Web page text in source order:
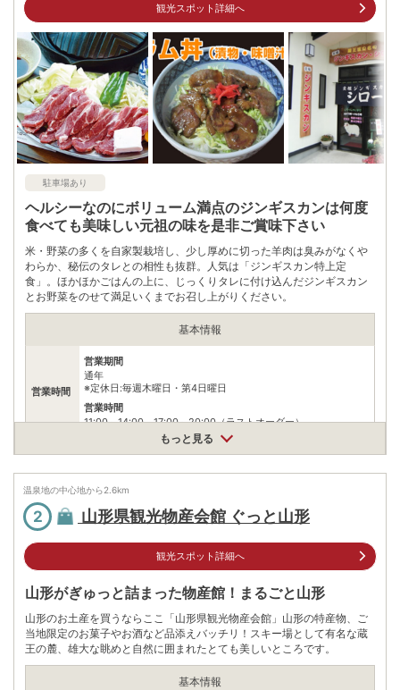
観光スポット詳細へ
駐車場あり
ヘルシーなのにボリューム満点のジンギスカンは何度
食べても美味しい元祖の味を是非ご賞味下さい
米・野菜の多くを自家製栽培し、少し厚めに切った羊肉は臭みがなくや
わらか、秘伝のタレとの相性も抜群。人気は「ジンギスカン特上定
食」。ほかほかごはんの上に、じっくりタレに付け込んだジンギスカン
とお野菜をのせて満足いくまでお召し上がりください。
基本情報
営業時間
営業期間
通年
※定休日:毎週木曜日・第4日曜日
営業時間
11:00～14:00、17:00～20:00（ラストオーダー）
料金 ジンギスカン特上定食2000円（税込） ラム丼880円（税込）
アクセス
住所
山形県山形市蔵王半郷266-10
車
公共交通機関
電話番号 0236889575
※ 掲載情報は変更になる場合があります。最新の内容はご利用前にご自身でお
もっと見る
温泉地の中心地から2.6km
2 山形県観光物産会館 ぐっと山形
観光スポット詳細へ
山形がぎゅっと詰まった物産館！まるごと山形
山形のお土産を買うならここ「山形県観光物産会館」山形の特産物、ご
当地限定のお菓子やお酒など品添えバッチリ！スキー場として有名な蔵
王の麓、雄大な眺めと自然に囲まれたとても美しいところです。
基本情報